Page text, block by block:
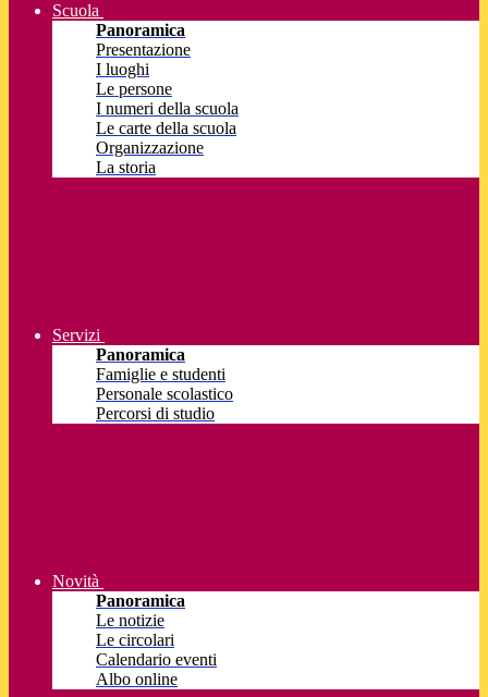
Scuola
Panoramica
Presentazione
I luoghi
Le persone
I numeri della scuola
Le carte della scuola
Organizzazione
La storia
Servizi
Panoramica
Famiglie e studenti
Personale scolastico
Percorsi di studio
Novità
Panoramica
Le notizie
Le circolari
Calendario eventi
Albo online